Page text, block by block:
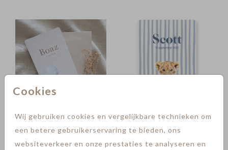
Cookies
Wij gebruiken cookies en vergelijkbare technieken om
een betere gebruikerservaring te bieden, ons
websiteverkeer en onze prestaties te analyseren en